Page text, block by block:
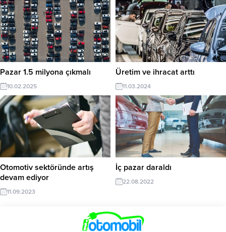
Pazar 1.5 milyona çıkmalı
10.02.2025
Üretim ve ihracat arttı
11.03.2024
Otomotiv sektöründe artış
devam ediyor
11.09.2023
İç pazar daraldı
22.08.2022